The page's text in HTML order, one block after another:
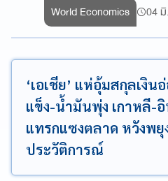
World Economics 04
‘เอเชีย’ แห่อุ้มสกุลเงิ
แข็ง-น้ำมันพุ่ง เกาหลี-
แทรกแซงตลาด หวังพยุ
ประวัติการณ์